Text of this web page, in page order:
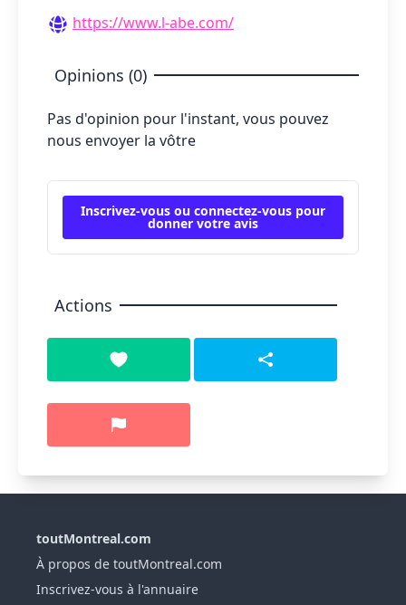
https://www.l-abe.com/
Opinions (0)
Pas d'opinion pour l'instant, vous pouvez
nous envoyer la vôtre
Inscrivez-vous ou connectez-vous pour
donner votre avis
Actions
toutMontreal.com
À propos de toutMontreal.com
Inscrivez-vous à l'annuaire